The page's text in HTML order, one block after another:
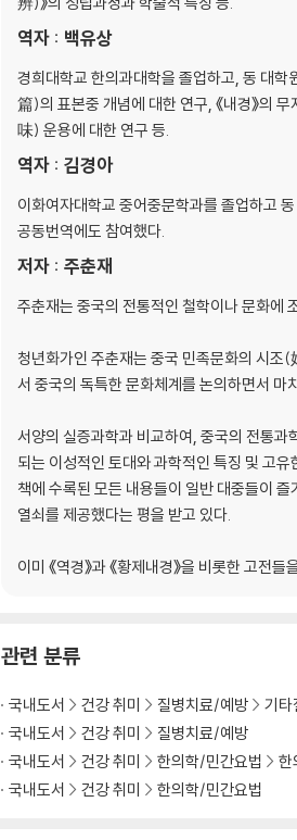
해론편 제삼십팔(咳論篇 第三十八)
거통론편 제삼십구(擧痛論篇 第三十九)
복중론편 제사십(腹中論篇 第四十)
풍론편 제사십이(風論篇 第四十二)
비론편 제사십삼(痺論篇 第四十三)
궐론편 제사십오(厥論篇 第四十五)
병능론편 제사십육(病能論篇 第四十六)
기병론편 제사십칠(奇病論篇 第四十七)
피부론편 제오십육(皮部論篇 第五十六)
조경론편 제육십이(調經論篇 第六十二)
오상치대론편 제칠십(五常致大論篇 第七十)
지진요대론편 제칠십사(至眞要大論篇 第七
방성쇠론편 제팔십(方盛衰論篇 第八十)
발문(跋文) / 모든 지혜가 저장되어 있는 보고
역자 : 백유상
경희대학교 한의과대학을 졸업하고, 동 대
篇)의 표본중 개념에 대한 연구, 《내경》의
味) 운용에 대한 연구 등.
역자 : 김경아
이화여자대학교 중어중문학과를 졸업하고
공동번역에도 참여했다.
저자 : 주춘재
주춘재는 중국의 전통적인 철학이나 문화에
청년화가인 주춘재는 중국 민족문화의 시
서 중국의 독특한 문화체계를 논의하면서 마
서양의 실증과학과 비교하여, 중국의 전통과
되는 이성적인 토대와 과학적인 특징 및 고
책에 수록된 모든 내용들이 일반 대중들이
열쇠를 제공했다는 평을 받고 있다.
이미 《역경》과 《황제내경》을 비롯한 고전
관련 분류
국내도서 건강 취미 질병치료/예방
기타
국내도서
건강 취미
질병치료/예방
국내도서
건강 취미 한의학/민간요법
한
국내도서
건강 취미 한의학/민간요법